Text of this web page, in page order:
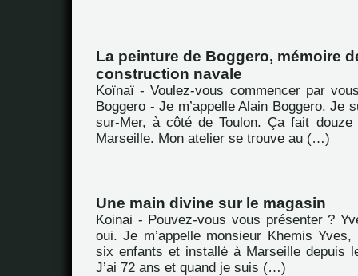
La peinture de Boggero, mémoire
construction navale
Koïnaï - Voulez-vous commencer par
Boggero - Je m’appelle Alain Boggero. Je
sur-Mer, à côté de Toulon. Ça fait
Marseille. Mon atelier se trouve au (…)
Une main divine sur le magasin
Koinai - Pouvez-vous vous présenter ?
oui. Je m’appelle monsieur Khemis
six enfants et installé à Marseille depuis
J’ai 72 ans et quand je suis (…)